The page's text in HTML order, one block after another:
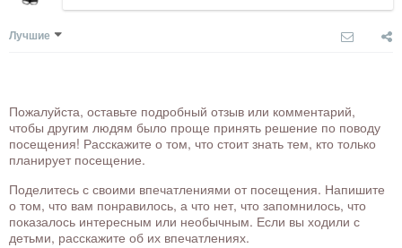
Лучшие
Пожалуйста, оставьте подробный отзыв или комментарий,
чтобы другим людям было проще принять решение по поводу
посещения! Расскажите о том, что стоит знать тем, кто только
планирует посещение.
Поделитесь с своими впечатлениями от посещения. Напишите
о том, что вам понравилось, а что нет, что запомнилось, что
показалось интересным или необычным. Если вы ходили с
детьми, расскажите об их впечатлениях.